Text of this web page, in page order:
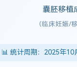
囊胚移植
(临床妊娠/
📊 统计周期：2025年